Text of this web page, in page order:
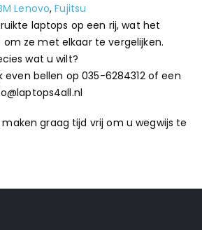
Lenovo,Fujitsu
laptops op een rij, wat het
ze met elkaar te vergelijken.
wat u wilt?
even bellen op 035-6284312 of een
graag tijd vrij om u wegwijs te